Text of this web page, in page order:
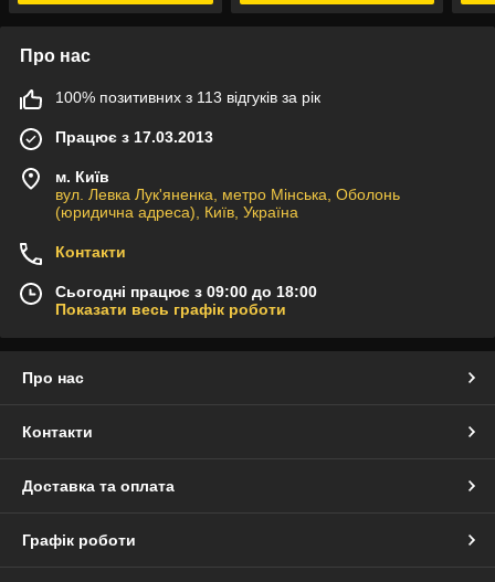
Про нас
100% позитивних з 113 відгуків за рік
Працює з 17.03.2013
м. Київ
вул. Левка Лук'яненка, метро Мінська, Оболонь
(юридична адреса), Київ, Україна
Контакти
Сьогодні працює з 09:00 до 18:00
Показати весь графік роботи
Про нас
Контакти
Доставка та оплата
Графік роботи